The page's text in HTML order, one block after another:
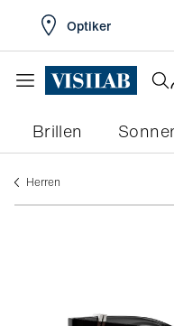
Optiker
Brillen
herren